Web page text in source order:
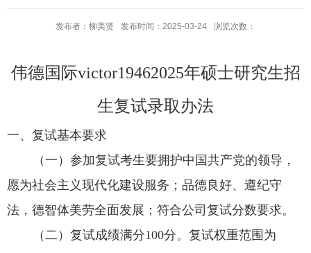
发布者：柳美贤 发布时间：2025-03-24 浏览次数：
伟德国际victor19462025年硕士研究生招
生复试录取办法
一、复试基本要求
（一）参加复试考生要拥护中国共产党的领导，
愿为社会主义现代化建设服务；品德良好、遵纪守
法，德智体美劳全面发展；符合公司复试分数要求。
（二）复试成绩满分100分。复试权重范围为